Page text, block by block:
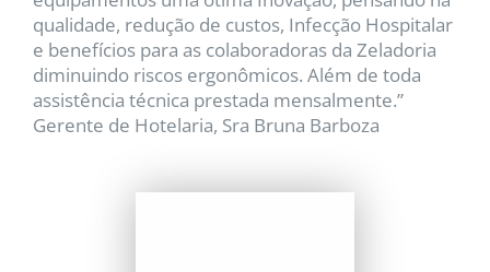
qualidade, redução de custos, Infecção Hospitalar
e benefícios para as colaboradoras da Zeladoria
diminuindo riscos ergonômicos. Além de toda
assistência técnica prestada mensalmente.”
Gerente de Hotelaria, Sra Bruna Barboza